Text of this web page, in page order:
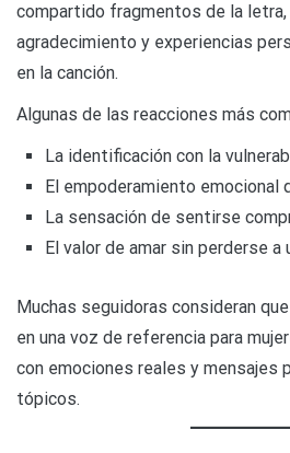
compartido fragmentos de la
agradecimiento y experiencias
en la canción.
Algunas de las reacciones más
La identificación con la
El empoderamiento emocional
La sensación de sentirse
El valor de amar sin perderse a
Muchas seguidoras consideran
en una voz de referencia para
con emociones reales y mensajes
tópicos.